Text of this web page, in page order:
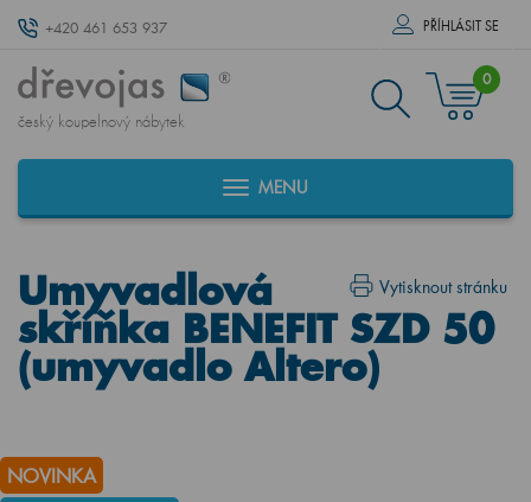
+420 461 653 937 PŘÍHLÁSIT SE
český koupelnový nábytek
0
MENU
Vytisknout stránku
Umyvadlová
skříňka BENEFIT SZD 50
(umyvadlo Altero)
NOVINKA